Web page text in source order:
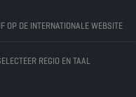
OP DE INTERNATIONALE WEBSITE
REGIO EN TAAL
OFF-ROAD